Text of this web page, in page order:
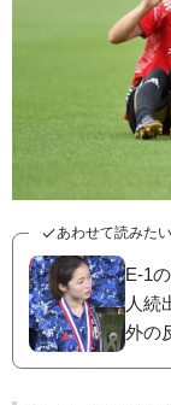
あわせて読みたい
E-1
人続
外の